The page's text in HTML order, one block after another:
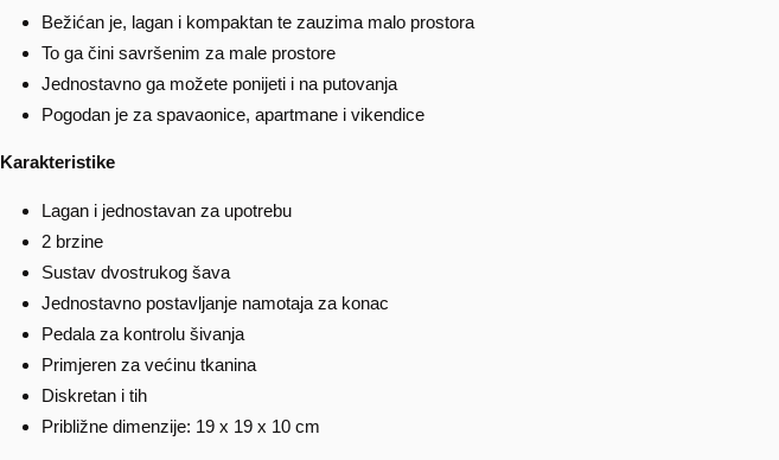
Bežićan je, lagan i kompaktan te zauzima malo prostora
To ga čini savršenim za male prostore
Jednostavno ga možete ponijeti i na putovanja
Pogodan je za spavaonice, apartmane i vikendice
Karakteristike
Lagan i jednostavan za upotrebu
2 brzine
Sustav dvostrukog šava
Jednostavno postavljanje namotaja za konac
Pedala za kontrolu šivanja
Primjeren za većinu tkanina
Diskretan i tih
Približne dimenzije: 19 x 19 x 10 cm